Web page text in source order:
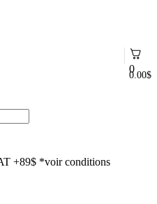
0
0.00$
+89$ *voir conditions